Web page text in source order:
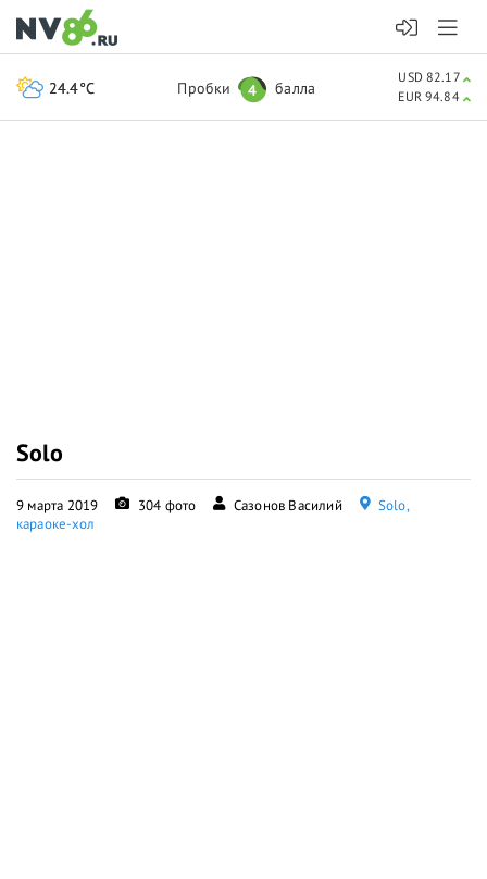
Solo
9 марта 2019 304 фото Сазонов Василий
Solo,
караоке-хол
24.4°C Пробки 4 балла
USD 82.17
EUR 94.84